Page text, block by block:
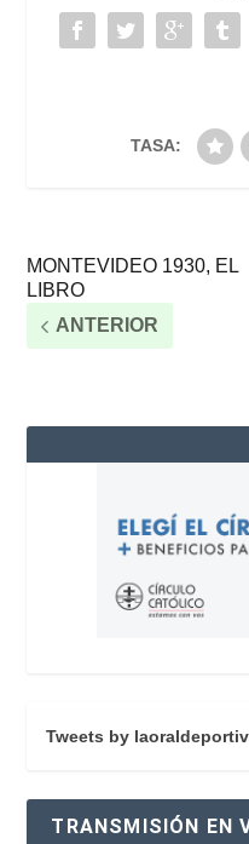
TASA:
MONTEVIDEO 1930, EL
LIBRO
ANTERIOR
Tweets by
TRANSMISIÓN EN